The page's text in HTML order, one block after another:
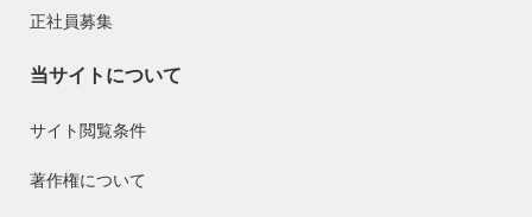
正社員募集
当サイトについて
サイト閲覧条件
著作権について